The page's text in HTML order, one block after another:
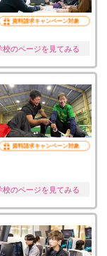
資料請求キャンペーン対象
校のページを見てみる
資料請求キャンペーン対象
校のページを見てみる